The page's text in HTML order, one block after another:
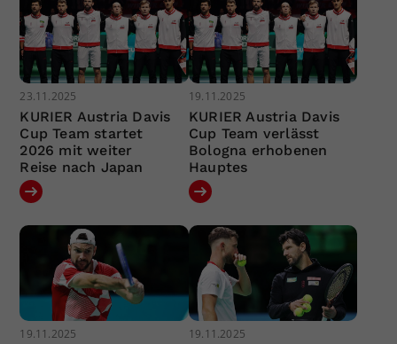
23.11.2025
KURIER Austria Davis
Cup Team startet
2026 mit weiter
Reise nach Japan
19.11.2025
KURIER Austria Davis
Cup Team verlässt
Bologna erhobenen
Hauptes
19.11.2025 19.11.2025